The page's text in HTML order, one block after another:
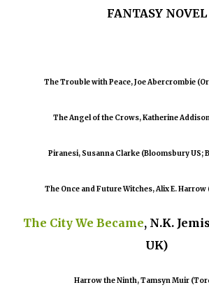
FANTASY NOVEL
The Trouble with Peace, Joe Abercrombie
The Angel of the Crows, Katherine
Piranesi, Susanna Clarke (Bloomsbury US;
The Once and Future Witches, Alix E.
The City We Became, N.K.
UK)
Harrow the Ninth, Tamsyn Muir